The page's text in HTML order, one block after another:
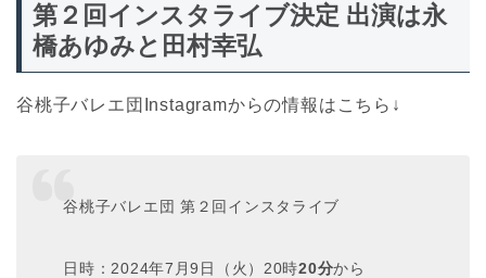
第２回インスタライブ決定 出演は永
橋あゆみと田村幸弘
谷桃子バレエ団Instagramからの情報はこちら↓
谷桃子バレエ団 第２回インスタライブ
日時：2024年7月9日（火）20時20分から